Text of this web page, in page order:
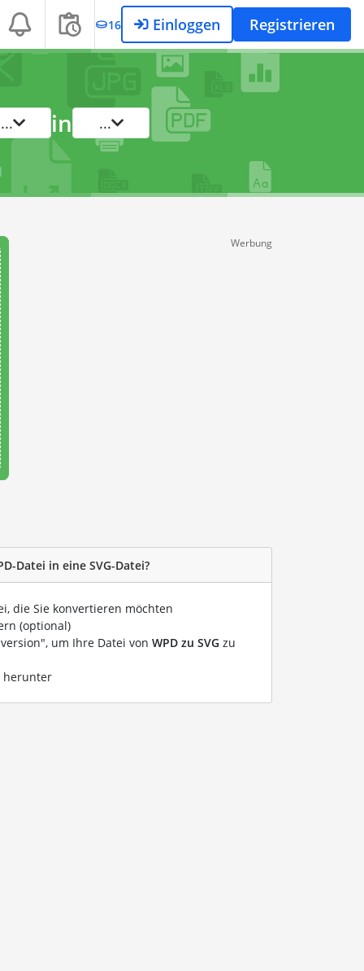
16 Einloggen Registrieren
... in ...
Werbung
Datei in eine SVG-Datei?
die Sie konvertieren möchten
(optional)
um Ihre Datei von WPD zu SVG zu
herunter